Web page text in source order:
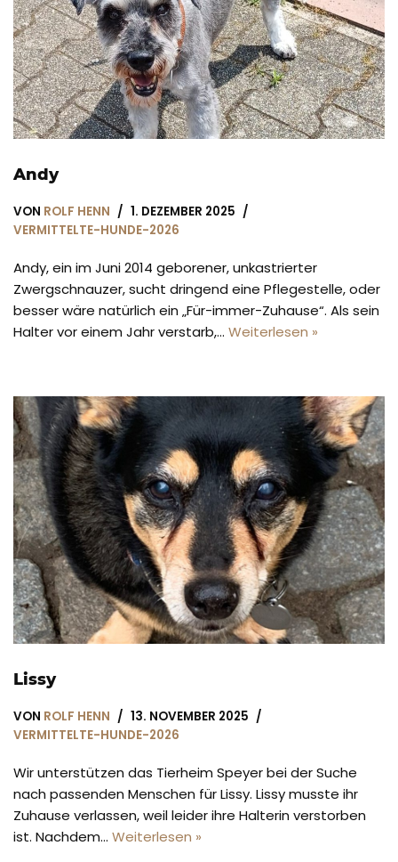
Andy
VON ROLF HENN
1. DEZEMBER 2025
VERMITTELTE-HUNDE-2026
Andy, ein im Juni 2014 geborener, unkastrierter
Zwergschnauzer, sucht dringend eine Pflegestelle, oder
besser wäre natürlich ein „Für-immer-Zuhause“. Als sein
Halter vor einem Jahr verstarb,… Weiterlesen »
Lissy
VON ROLF HENN
13. NOVEMBER 2025
VERMITTELTE-HUNDE-2026
Wir unterstützen das Tierheim Speyer bei der Suche
nach passenden Menschen für Lissy. Lissy musste ihr
Zuhause verlassen, weil leider ihre Halterin verstorben
ist. Nachdem… Weiterlesen »